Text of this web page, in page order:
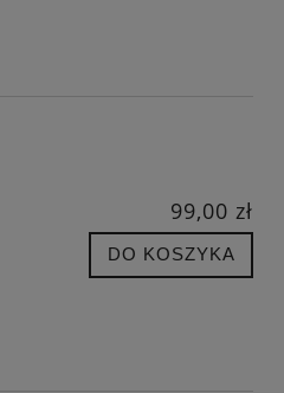
99,00 zł
DO KOSZYKA